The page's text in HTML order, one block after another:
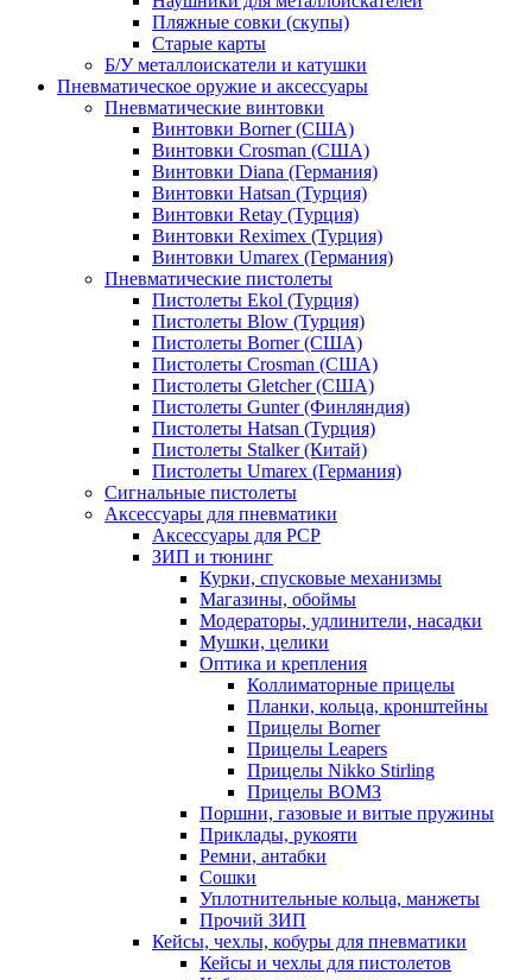
Пляжные совки (скупы)
Старые карты
Б/У металлоискатели и катушки
Пневматическое оружие и аксессуары
Пневматические винтовки
Винтовки Borner (США)
Винтовки Crosman (США)
Винтовки Diana (Германия)
Винтовки Hatsan (Турция)
Винтовки Retay (Турция)
Винтовки Reximex (Турция)
Винтовки Umarex (Германия)
Пневматические пистолеты
Пистолеты Ekol (Турция)
Пистолеты Blow (Турция)
Пистолеты Borner (США)
Пистолеты Crosman (США)
Пистолеты Gletcher (США)
Пистолеты Gunter (Финляндия)
Пистолеты Hatsan (Турция)
Пистолеты Stalker (Китай)
Пистолеты Umarex (Германия)
Сигнальные пистолеты
Аксессуары для пневматики
Аксессуары для PCP
ЗИП и тюнинг
Курки, спусковые механизмы
Магазины, обоймы
Модераторы, удлинители, насадки
Мушки, целики
Оптика и крепления
Коллиматорные прицелы
Планки, кольца, кронштейны
Прицелы Borner
Прицелы Leapers
Прицелы Nikko Stirling
Прицелы ВОМЗ
Поршни, газовые и витые пружины
Приклады, рукояти
Ремни, антабки
Сошки
Уплотнительные кольца, манжеты
Прочий ЗИП
Кейсы, чехлы, кобуры для пневматики
Кейсы и чехлы для пистолетов